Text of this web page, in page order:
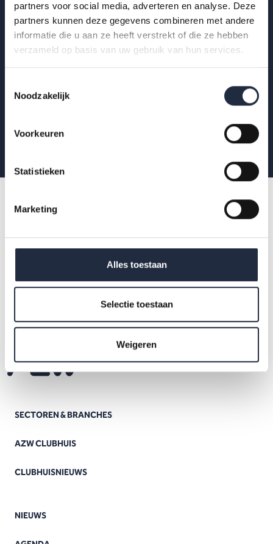
partners voor social media, adverteren en analyse. Deze
partners kunnen deze gegevens combineren met andere
informatie die u aan ze heeft verstrekt of die ze hebben
verzameld op basis van uw gebruik van hun services.
Noodzakelijk
Voorkeuren
Statistieken
Marketing
Alles toestaan
Selectie toestaan
Weigeren
Krijg als eerste de nieuwste publicaties,
uitnodigingen voor AZW-Clubhuisbijeenkomsten
en meer verdieping van actuele data binnen zorg
en welzijn.
SECTOREN & BRANCHES
AZW CLUBHUIS
CLUBHUISNIEUWS
NIEUWS